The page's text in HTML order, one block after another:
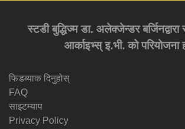
स्टडी बुद्धिज्म डा. अलेक्जेन्डर बर्जिनद्वारा
आर्काइभ्स् इ.भी. को परियोजना
फिडब्याक दिनुहोस्
FAQ
साइटम्याप
Privacy Policy